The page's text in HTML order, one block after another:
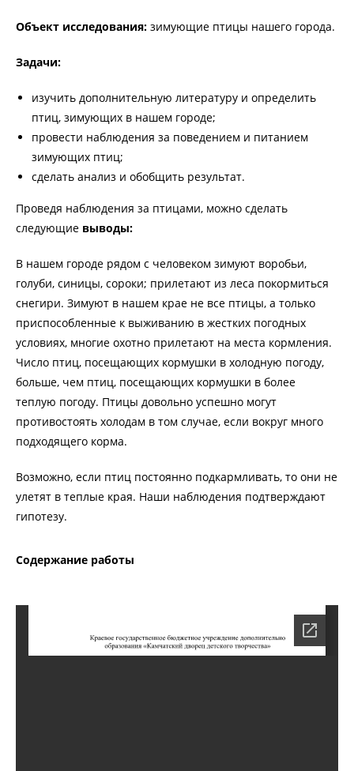
Объект исследования: зимующие птицы нашего города.
Задачи:
изучить дополнительную литературу и определить
птиц, зимующих в нашем городе;
провести наблюдения за поведением и питанием
зимующих птиц;
сделать анализ и обобщить результат.
Проведя наблюдения за птицами, можно сделать
следующие выводы:
В нашем городе рядом с человеком зимуют воробьи,
голуби, синицы, сороки; прилетают из леса покормиться
снегири. Зимуют в нашем крае не все птицы, а только
приспособленные к выживанию в жестких погодных
условиях, многие охотно прилетают на места кормления.
Число птиц, посещающих кормушки в холодную погоду,
больше, чем птиц, посещающих кормушки в более
теплую погоду. Птицы довольно успешно могут
противостоять холодам в том случае, если вокруг много
подходящего корма.
Возможно, если птиц постоянно подкармливать, то они не
улетят в теплые края. Наши наблюдения подтверждают
гипотезу.
Содержание работы